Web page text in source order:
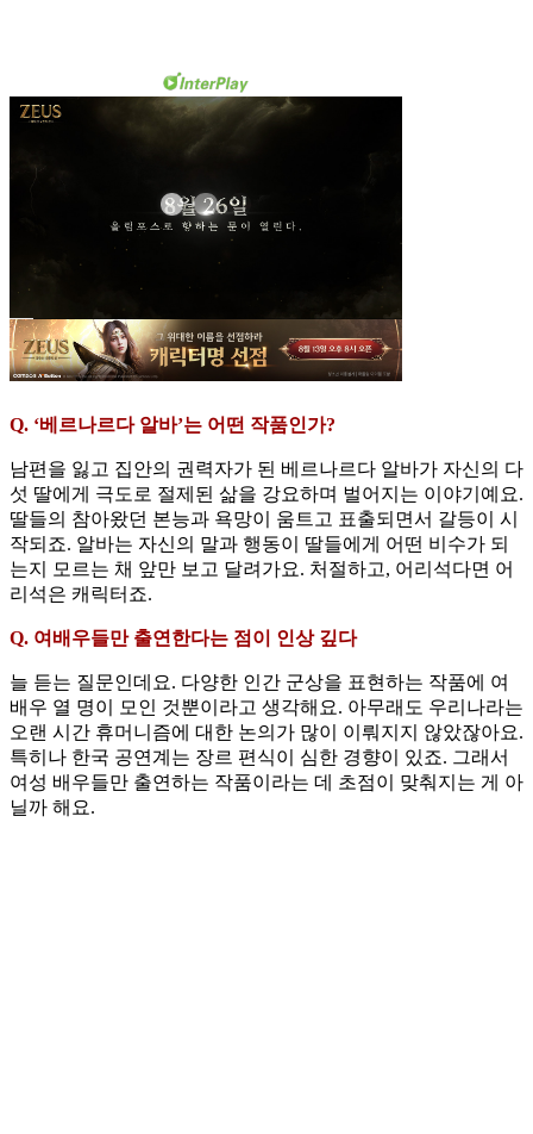
Q. ‘베르나르다 알바’는 어떤 작품인가?
남편을 잃고 집안의 권력자가 된 베르나르다 알바가 자신의 다
섯 딸에게 극도로 절제된 삶을 강요하며 벌어지는 이야기예요.
딸들의 참아왔던 본능과 욕망이 움트고 표출되면서 갈등이 시
작되죠. 알바는 자신의 말과 행동이 딸들에게 어떤 비수가 되
는지 모르는 채 앞만 보고 달려가요. 처절하고, 어리석다면 어
리석은 캐릭터죠.
Q. 여배우들만 출연한다는 점이 인상 깊다
늘 듣는 질문인데요. 다양한 인간 군상을 표현하는 작품에 여
배우 열 명이 모인 것뿐이라고 생각해요. 아무래도 우리나라는
오랜 시간 휴머니즘에 대한 논의가 많이 이뤄지지 않았잖아요.
특히나 한국 공연계는 장르 편식이 심한 경향이 있죠. 그래서
여성 배우들만 출연하는 작품이라는 데 초점이 맞춰지는 게 아
닐까 해요.